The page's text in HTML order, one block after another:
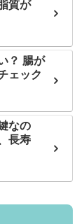
質が
？ 腸が
ェック
なの
長寿